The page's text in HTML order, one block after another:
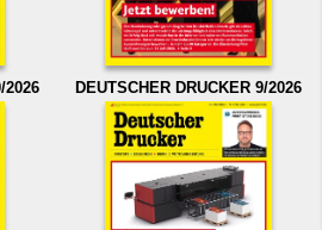
2026 DEUTSCHER DRUCKER 9/2026